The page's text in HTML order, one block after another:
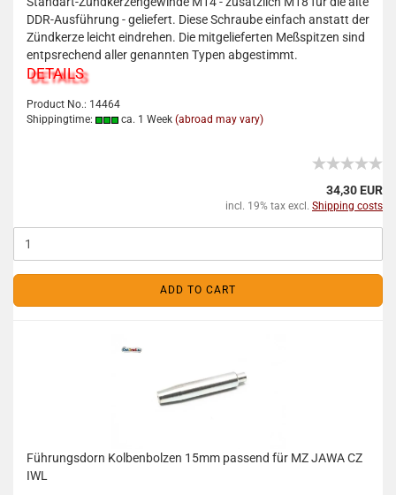
DDR-Ausführung - geliefert. Diese Schraube einfach anstatt der
Zündkerze leicht eindrehen. Die mitgelieferten Meßspitzen sind
entpsrechend aller genannten Typen abgestimmt.
DETAILS
Product No.: 14464
Shippingtime:
ca. 1 Week (abroad may vary)
34,30 EUR
incl. 19% tax excl. Shipping costs
ADD TO CART
Führungsdorn Kolbenbolzen 15mm passend für MZ JAWA CZ
IWL